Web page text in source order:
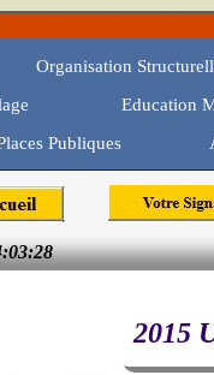
Organisation
Education
Publiques
2015